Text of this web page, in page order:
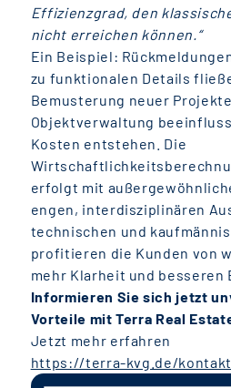
Effizienzgrad, den
nicht erreichen können.“
Ein Beispiel:
zu funktionalen Details
Bemusterung neuer
Objektverwaltung
Kosten entstehen. Die
erfolgt mit
engen, interdisziplinären
technischen und
profitieren die Kunden von
mehr Klarheit und besseren
Informieren Sie sich jetzt
Vorteile mit Terra Real
Jetzt mehr erfahren
https://terra-kvg.de/kontakt